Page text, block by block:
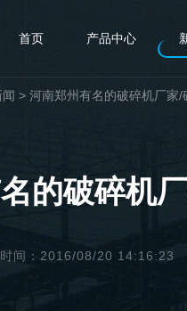
首页 产品中心
> 河南郑州有名的破碎机厂家/
的破碎机
间：2016/08/20 14:16:23